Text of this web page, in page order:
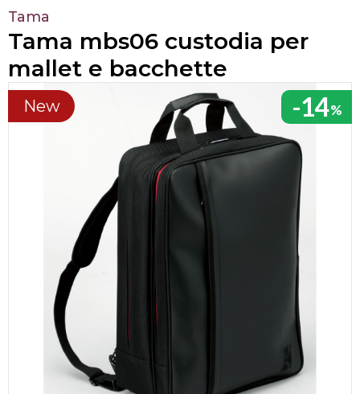
Tama
Tama mbs06 custodia per
mallet e bacchette
New -14%